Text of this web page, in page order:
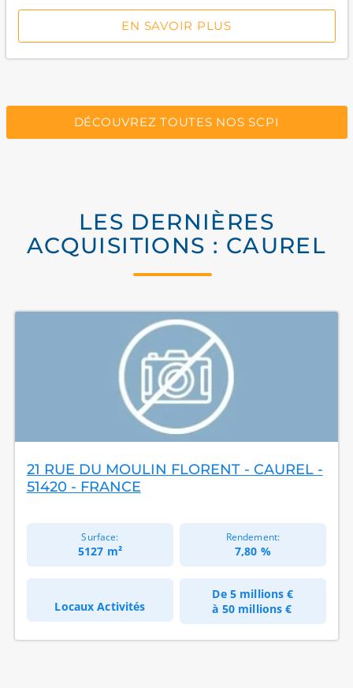
EN SAVOIR PLUS
DÉCOUVREZ TOUTES NOS SCPI
LES DERNIÈRES
ACQUISITIONS : CAUREL
21 RUE DU MOULIN FLORENT - CAUREL -
51420 - FRANCE
Surface:
5127 m²
Rendement:
7,80 %
Locaux Activités
De 5 millions €
à 50 millions €